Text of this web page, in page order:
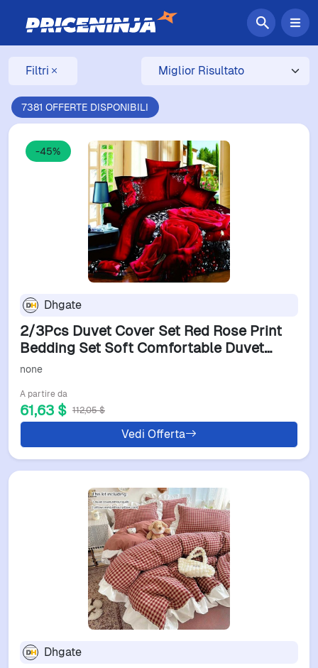
Filtri
7381 OFFERTE DISPONIBILI
-45%
Dhgate
2/3Pcs Duvet Cover Set Red Rose Print
Bedding Set Soft Comfortable Duvet
Cover 1Duvet Cover 1/2 Case Without
none
A partire da
61,63 $ 112,05 $
Vedi Offerta
Dhgate